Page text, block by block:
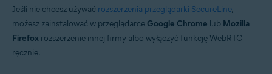
Jeśli nie chcesz używać rozszerzenia przeglądarki SecureLine,
możesz zainstalować w przeglądarce Google Chrome lub Mozilla
Firefox rozszerzenie innej firmy albo wyłączyć funkcję WebRTC
ręcznie.